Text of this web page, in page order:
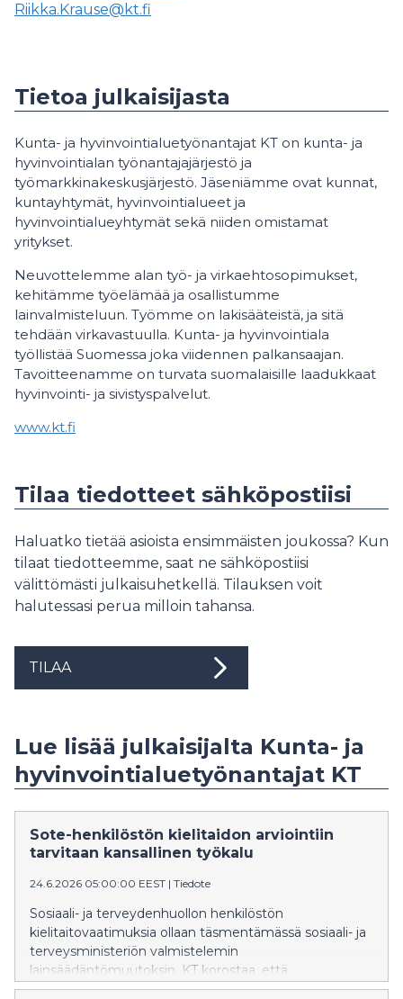
Riikka.Krause@kt.fi
Tietoa julkaisijasta
Kunta- ja hyvinvointialuetyönantajat KT on kunta- ja
hyvinvointialan työnantajajärjestö ja
työmarkkinakeskusjärjestö. Jäseniämme ovat kunnat,
kuntayhtymät, hyvinvointialueet ja
hyvinvointialueyhtymät sekä niiden omistamat
yritykset.
Neuvottelemme alan työ- ja virkaehtosopimukset,
kehitämme työelämää ja osallistumme
lainvalmisteluun. Työmme on lakisääteistä, ja sitä
tehdään virkavastuulla. Kunta- ja hyvinvointiala
työllistää Suomessa joka viidennen palkansaajan.
Tavoitteenamme on turvata suomalaisille laadukkaat
hyvinvointi- ja sivistyspalvelut.
www.kt.fi
Tilaa tiedotteet sähköpostiisi
Haluatko tietää asioista ensimmäisten joukossa? Kun
tilaat tiedotteemme, saat ne sähköpostiisi
välittömästi julkaisuhetkellä. Tilauksen voit
halutessasi perua milloin tahansa.
TILAA
Lue lisää julkaisijalta Kunta- ja
hyvinvointialuetyönantajat KT
Sote-henkilöstön kielitaidon arviointiin
tarvitaan kansallinen työkalu
24.6.2026 05:00:00 EEST | Tiedote
Sosiaali- ja terveydenhuollon henkilöstön
kielitaitovaatimuksia ollaan täsmentämässä sosiaali- ja
terveysministeriön valmistelemin
lainsäädäntömuutoksin. KT korostaa, että
täsmennykset eivät saa aiheuttaa kohtuutonta